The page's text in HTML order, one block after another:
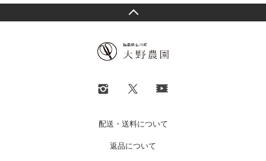
配送・送料について
返品について